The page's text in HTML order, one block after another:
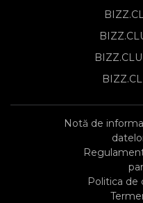
Notă de
Politica de